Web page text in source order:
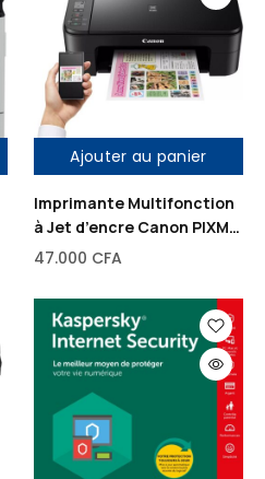
Ajouter au panier
Imprimante Multifonction
à Jet d’encre Canon PIXMA
TS3140
47.000 CFA